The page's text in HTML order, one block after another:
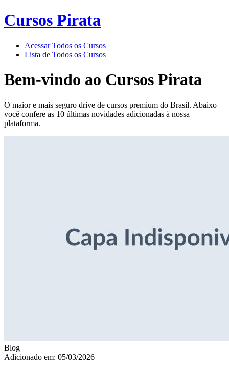
Cursos Pirata
Acessar Todos os Cursos
Lista de Todos os Cursos
Bem-vindo ao Cursos Pirata
O maior e mais seguro drive de cursos premium do Brasil. Abaixo
você confere as 10 últimas novidades adicionadas à nossa
plataforma.
Blog
Adicionado em: 05/03/2026